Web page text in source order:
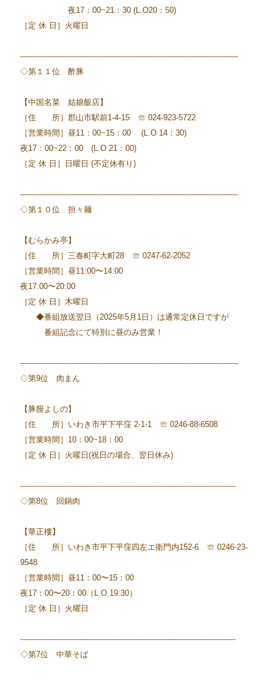
夜17：00~21：30 (L.O20：50)
［定 休 日］火曜日
-----------------------------------------------------------------------------------------
◇第１１位 酢豚
【中国名菜 姑娘飯店】
［住 所］郡山市駅前1-4-15 ☏ 024-923-5722
［営業時間］昼11：00~15：00 (L.O 14：30)
夜17：00~22：00 (L.O 21：00)
［定 休 日］日曜日 (不定休有り)
-----------------------------------------------------------------------------------------
◇第１０位 担々麺
【むらかみ亭】
［住 所］三春町字大町28 ☏ 0247-62-2052
［営業時間］昼11:00〜14:00
夜17:00〜20:00
［定 休 日］木曜日
◆番組放送翌日（2025年5月1日）は通常定休日ですが
番組記念にて特別に昼のみ営業！
-----------------------------------------------------------------------------------------
◇第9位 肉まん
【豚饅よしの】
［住 所］いわき市平下平窪 2-1-1 ☏ 0246-88-6508
［営業時間］10：00~18：00
［定 休 日］火曜日(祝日の場合、翌日休み)
----------------------------------------------------------------------------------------
◇第8位 回鍋肉
【華正樓】
［住 所］いわき市平下平窪四左エ衛門内152-6 ☏ 0246-23-
9548
［営業時間］昼11：00〜15：00
夜17：00〜20：00（L.O.19:30）
［定 休 日］火曜日
----------------------------------------------------------------------------------------
◇第7位 中華そば